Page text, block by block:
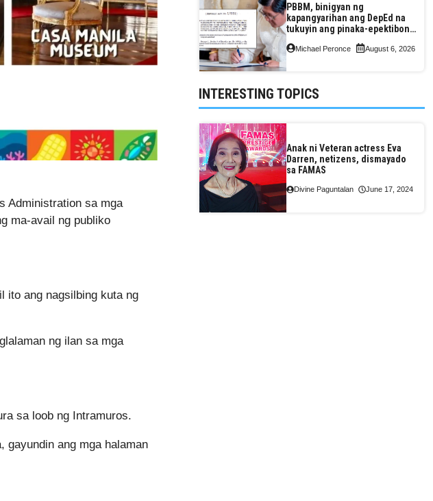
Administration sa mga
ma-avail ng publiko
ito ang nagsilbing kuta ng
ng ilan sa mga
sa loob ng Intramuros.
gayundin ang mga halaman
PBBM, binigyan ng
kapangyarihan ang DepEd na
tukuyin ang pinaka-epektibong
Michael Peronce August 6, 2026
INTERESTING TOPICS
Anak ni Veteran actress Eva
Darren, netizens, dismayado
sa FAMAS
Divine Paguntalan June 17, 2024